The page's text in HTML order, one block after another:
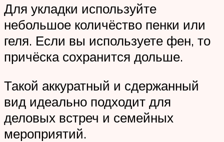
Для укладки используйте
небольшое количёство пенки или
геля. Если вы используете фен, то
причёска сохранится дольше.
Такой аккуратный и сдержанный
вид идеально подходит для
деловых встреч и семейных
мероприятий.